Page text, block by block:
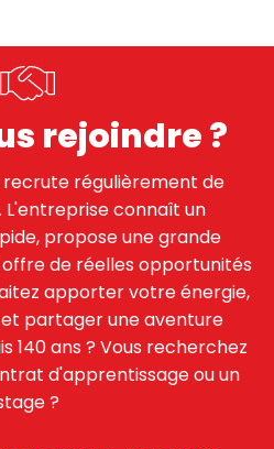
rejoindre ?
régulièrement de
L'entreprise connaît un
propose une grande
de réelles opportunités
apporter votre énergie,
partager une aventure
140 ans ? Vous recherchez
d'apprentissage ou un
?